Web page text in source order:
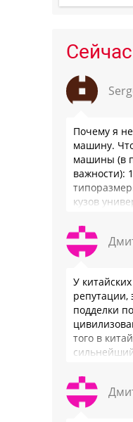
Почему я
машину.
машины (в
важности):
кузов
быть
везде
У
репутации,
подделки
того в
почти все